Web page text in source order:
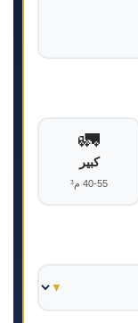
🚛
كبير
40-55 م³